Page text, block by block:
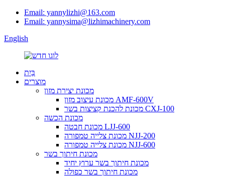
Email: yannylizhi@163.com
Email: yannysima@lizhimachinery.com
English
בַּיִת
מוצרים
מכונת יצירת מזון
מכונת עיצוב מזון AMF-600V
מכונת להכנת קציצות בשר CXJ-100
מכונת הכשה
מכונת חבטה LJJ-600
מכונת צלייה טמפורה NJJ-200
מכונת צלייה טמפורה NJJ-600
מכונת חיתוך בשר
מכונת חיתוך בשר ערוץ יחיד
מכונת חיתוך בשר כפולה